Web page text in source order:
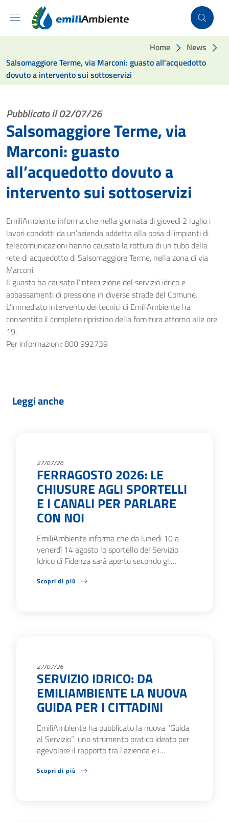
Vai ai contenuti
Vai al footer
Home
News
Salsomaggiore Terme, via Marconi: guasto all’acquedotto
dovuto a intervento sui sottoservizi
Pubblicato il 02/07/26
Salsomaggiore Terme, via
Marconi: guasto
all’acquedotto dovuto a
intervento sui sottoservizi
EmiliAmbiente informa che nella giornata di giovedì 2 luglio i
lavori condotti da un’azienda addetta alla posa di impianti di
telecomunicazioni hanno causato la rottura di un tubo della
rete di acquedotto di Salsomaggiore Terme, nella zona di via
Marconi.
Il guasto ha causato l’interruzione del servizio idrico e
abbassamenti di pressione in diverse strade del Comune.
L’immediato intervento dei tecnici di EmiliAmbiente ha
consentito il completo ripristino della fornitura attorno alle ore
19.
Per informazioni: 800 992739
Leggi anche
27/07/26
FERRAGOSTO 2026: LE
CHIUSURE AGLI SPORTELLI
E I CANALI PER PARLARE
CON NOI
EmiliAmbiente informa che da lunedì 10 a
venerdì 14 agosto lo sportello del Servizio
Idrico di Fidenza sarà aperto secondo gli…
Scopri di più
27/07/26
SERVIZIO IDRICO: DA
EMILIAMBIENTE LA NUOVA
GUIDA PER I CITTADINI
EmiliAmbiente ha pubblicato la nuova "Guida
al Servizio”: uno strumento pratico ideato per
agevolare il rapporto tra l'azienda e i…
Scopri di più